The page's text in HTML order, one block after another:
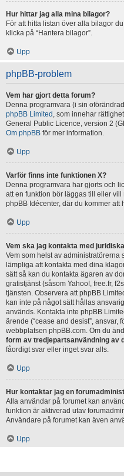
Hur hittar jag alla mina bilagor?
För att hitta listan över alla bilagor
klicka på “Hantera bilagor”.
Upp
phpBB-problem
Vem har gjort detta forum?
Denna programvara (i sin
phpBB Limited , som innehar
General Public Licence, version 2
Om phpBB för mer information.
Upp
Varför finns inte funktionen X?
Denna programvara har gjorts och
att en funktion bör läggas till eller
phpBB Idécenter, där du kommer att
Upp
Vem ska jag kontakta med
Vem som helst av administratörerna
lämpliga att kontakta med dina
sätt så kan du kontakta ägaren av
gratistjänst (såsom Yahoo!, free.fr,
tjänsten. Observera att phpBB
kan inte på något sätt hållas
används. Kontakta inte phpBB
ärende (“cease and desist”, ansvar,
webbplatsen phpBB.com. Om du
form av tredjepartsanvändning av
fåordigt svar eller inget svar alls.
Upp
Hur kontaktar jag en
Alla användar på forumet kan
funktion är aktiverad utav
Användare på forumet kan även
Upp